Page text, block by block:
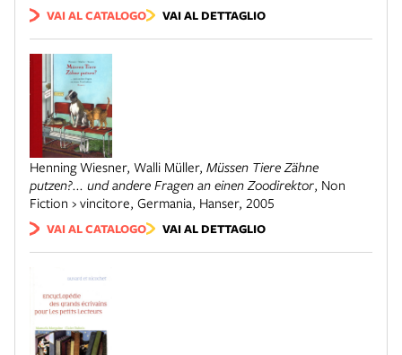
VAI AL CATALOGO VAI AL DETTAGLIO
Henning Wiesner, Walli Müller, Müssen Tiere Zähne
putzen?... und andere Fragen an einen Zoodirektor, Non
Fiction › vincitore, Germania, Hanser, 2005
VAI AL CATALOGO VAI AL DETTAGLIO